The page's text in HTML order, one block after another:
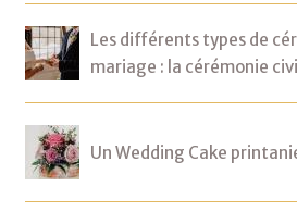
Les différents types de
mariage : la cérémonie
Un Wedding Cake